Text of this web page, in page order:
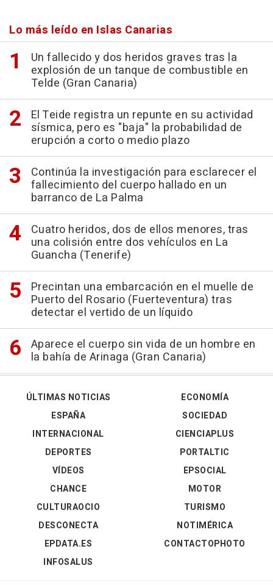
Lo más leído en Islas Canarias
Un fallecido y dos heridos graves tras la
explosión de un tanque de combustible en
Telde (Gran Canaria)
El Teide registra un repunte en su actividad
sísmica, pero es "baja" la probabilidad de
erupción a corto o medio plazo
Continúa la investigación para esclarecer el
fallecimiento del cuerpo hallado en un
barranco de La Palma
Cuatro heridos, dos de ellos menores, tras
una colisión entre dos vehículos en La
Guancha (Tenerife)
Precintan una embarcación en el muelle de
Puerto del Rosario (Fuerteventura) tras
detectar el vertido de un líquido
Aparece el cuerpo sin vida de un hombre en
la bahía de Arinaga (Gran Canaria)
ÚLTIMAS NOTICIAS
ESPAÑA
INTERNACIONAL
DEPORTES
VÍDEOS
ECONOMÍA
SOCIEDAD
CIENCIAPLUS
PORTALTIC
EPSOCIAL
CHANCE
CULTURAOCIO
DESCONECTA
EPDATA.ES
INFOSALUS
MOTOR
TURISMO
NOTIMÉRICA
CONTACTOPHOTO